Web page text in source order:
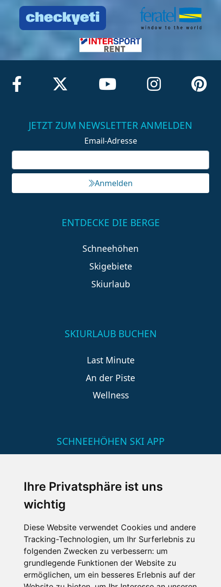
Ihre Privatsphäre ist uns
wichtig
Diese Website verwendet Cookies und andere
Tracking-Technologien, um Ihr Surferlebnis zu
folgenden Zwecken zu verbessern: um
grundlegende Funktionen der Website zu
ermöglichen, um ein besseres Erlebnis auf der
JETZT ZUM NEWSLETTER ANMELDEN
Email-Adresse
Anmelden
ENTDECKE DIE BERGE
Schneehöhen
Skigebiete
Skiurlaub
SKIURLAUB BUCHEN
Last Minute
An der Piste
Wellness
SCHNEEHÖHEN SKI APP
Impressum Datenschutz